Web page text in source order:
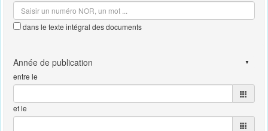
dans le texte intégral des documents
entre le
et le